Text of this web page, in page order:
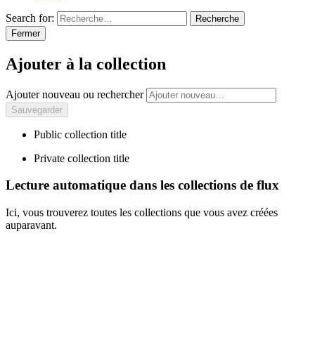
Search for:
Recherche
Fermer
Ajouter à la collection
Ajouter nouveau ou rechercher
Public collection title
Private collection title
Lecture automatique dans les collections de flux
Ici, vous trouverez toutes les collections que vous avez créées
auparavant.